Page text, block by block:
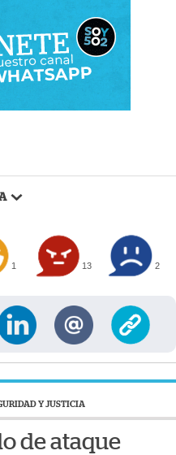
1 13 2
Y JUSTICIA
de ataque